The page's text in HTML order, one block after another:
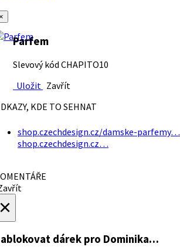
Parfem
Slevový kód CHAPITO10
Uložit Zavřít
KDE TO SEHNAT
shop.czechdesign.cz/damske-parfemy…
shop.czechdesign.cz…
dárek pro Dominika…